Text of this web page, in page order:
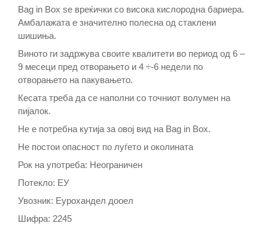
Bag in Box se вреќички со висока кислородна бариера.
Амбалажата е значително полесна од стаклени
шишиња.
Виното ги задржува своите квалитети во период од 6 –
9 месеци пред отворањето и 4 ÷-6 недели по
отворањето на пакувањето.
Кесата треба да се наполни со точниот волумен на
пијалок.
Не е потребна кутија за овој вид на Bag in Box.
Не постои опасност по луѓето и околината
Рок на употреба: Неограничен
Потекло: ЕУ
Увозник: Еурохандел дооел
Шифра: 2245